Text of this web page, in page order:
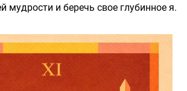
мудрости и беречь свое глубинное я.